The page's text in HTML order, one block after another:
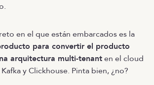
en el que están embarcados es la
para convertir el producto
arquitectura multi-tenanten el cloud
y Clickhouse. Pinta bien, ¿no?